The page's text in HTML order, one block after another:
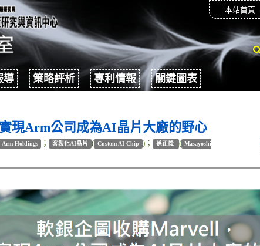
本站首頁
導 策略評析 專利情報 關鍵圖表
現Arm公司成為AI晶片大廠的野心
Arm Holdings ； 客製化AI晶片 ( Custom AI Chip )； 孫正義 ( Masayoshi